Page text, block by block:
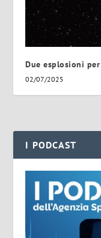
Due esplosioni
02/07/2025
I PODCAST